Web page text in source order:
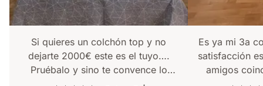
Si quieres un colchón top y no
dejarte 2000€ este es el tuyo….
Pruébalo y sino te convence lo
devuelves gratis !! Rápido y buen
Es ya mi 3a
satisfacción
amigos
Emma